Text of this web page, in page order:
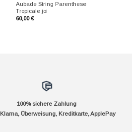
Aubade String Parenthese
Tropicale joi
60,00€
100% sichere Zahlung
Überweisung, Kreditkarte, ApplePay